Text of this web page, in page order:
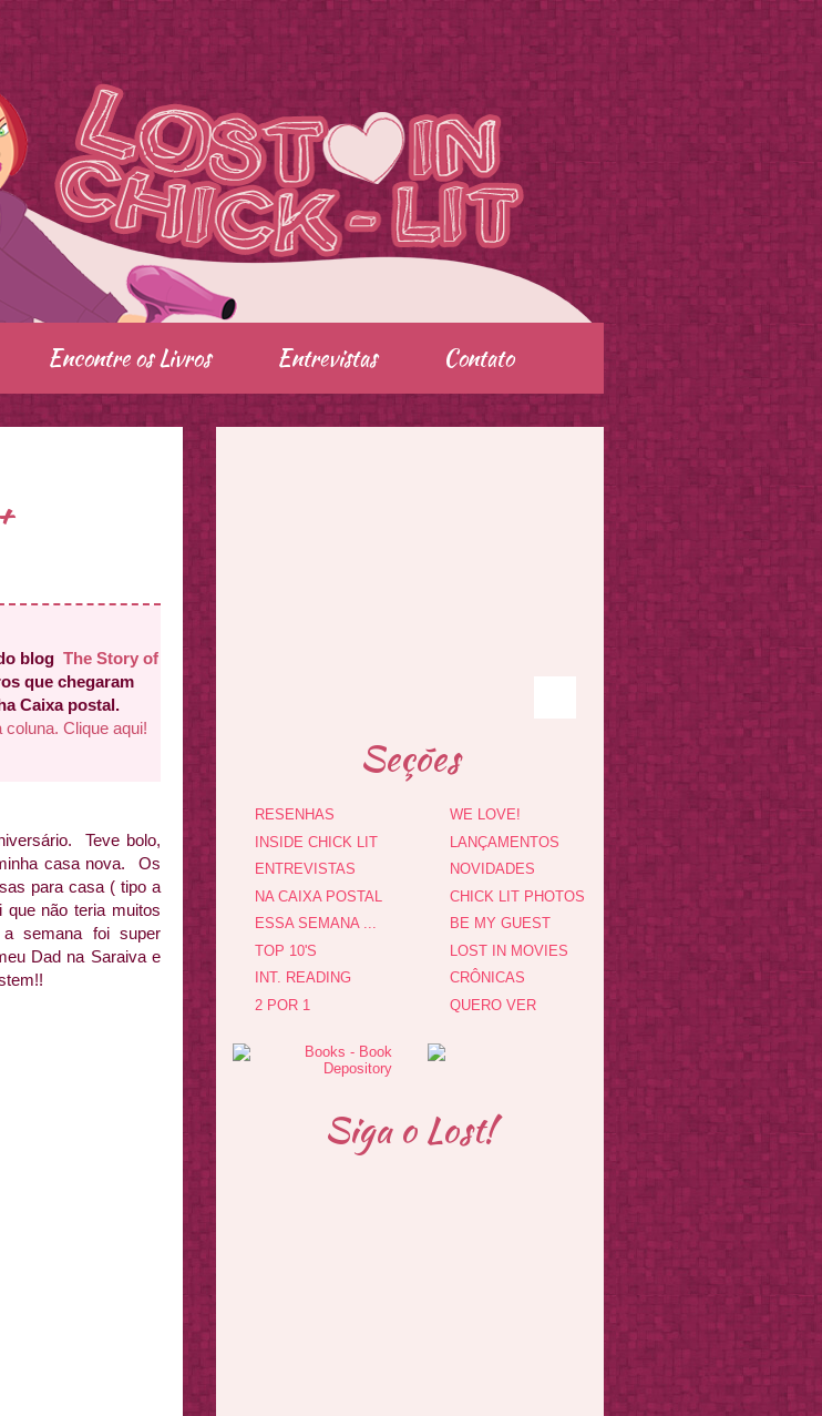
Encontre os Livros Entrevistas Contato
blog The Story of
que chegaram
Caixa postal.
Clique aqui!
Teve bolo,
casa nova. Os
para casa ( tipo a
que não teria muitos
semana foi super
Dad na Saraiva e
Seções
RESENHAS
INSIDE CHICK LIT
ENTREVISTAS
NA CAIXA POSTAL
ESSA SEMANA ...
TOP 10'S
INT. READING
2 POR 1
WE LOVE!
LANÇAMENTOS
NOVIDADES
CHICK LIT PHOTOS
BE MY GUEST
LOST IN MOVIES
CRÔNICAS
QUERO VER
Siga o Lost!